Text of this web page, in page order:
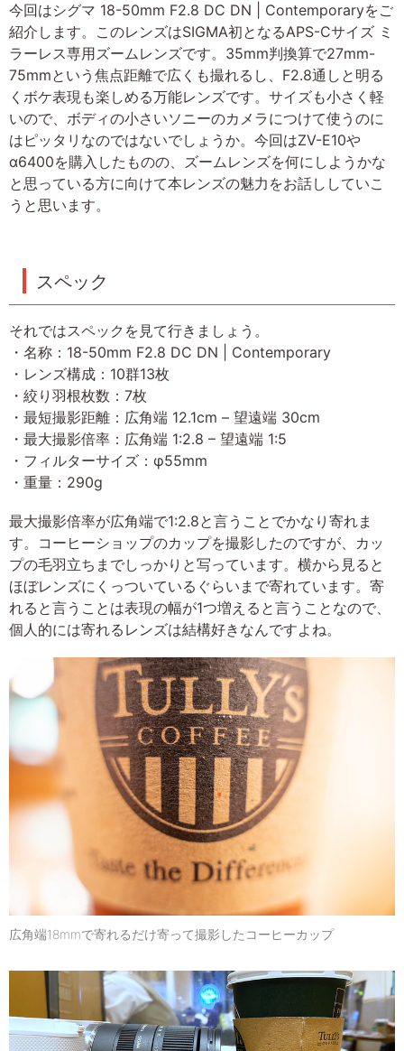
今回はシグマ 18-50mm F2.8 DC DN | Contemporaryをご
紹介します。このレンズはSIGMA初となるAPS-Cサイズ ミ
ラーレス専用ズームレンズです。35mm判換算で27mm-
75mmという焦点距離で広くも撮れるし、F2.8通しと明る
くボケ表現も楽しめる万能レンズです。サイズも小さく軽
いので、ボディの小さいソニーのカメラにつけて使うのに
はピッタリなのではないでしょうか。今回はZV-E10や
α6400を購入したものの、ズームレンズを何にしようかな
と思っている方に向けて本レンズの魅力をお話ししていこ
うと思います。
スペック
それではスペックを見て行きましょう。
・名称：18-50mm F2.8 DC DN | Contemporary
・レンズ構成：10群13枚
・絞り羽根枚数：7枚
・最短撮影距離：広角端 12.1cm – 望遠端 30cm
・最大撮影倍率：広角端 1:2.8 – 望遠端 1:5
・フィルターサイズ：φ55mm
・重量：290g
最大撮影倍率が広角端で1:2.8と言うことでかなり寄れま
す。コーヒーショップのカップを撮影したのですが、カッ
プの毛羽立ちまでしっかりと写っています。横から見ると
ほぼレンズにくっついているぐらいまで寄れています。寄
れると言うことは表現の幅が1つ増えると言うことなので、
個人的には寄れるレンズは結構好きなんですよね。
広角端18mmで寄れるだけ寄って撮影したコーヒーカップ